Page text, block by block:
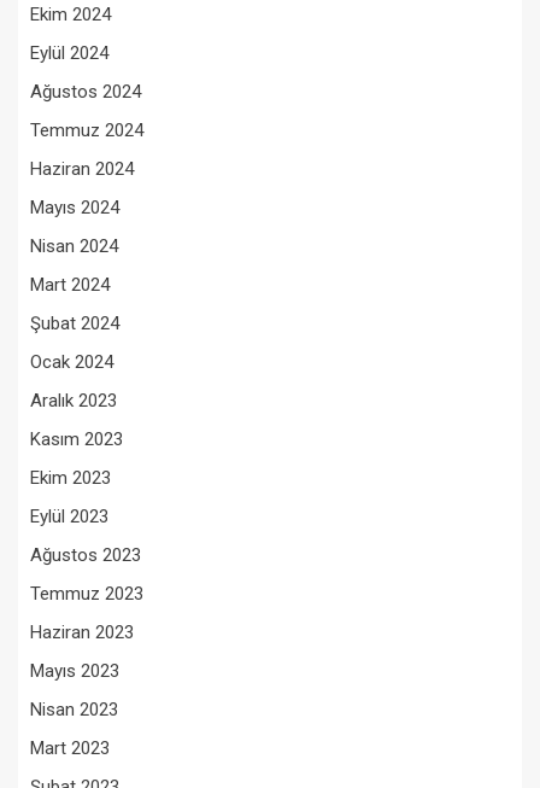
Ekim 2024
Eylül 2024
Ağustos 2024
Temmuz 2024
Haziran 2024
Mayıs 2024
Nisan 2024
Mart 2024
Şubat 2024
Ocak 2024
Aralık 2023
Kasım 2023
Ekim 2023
Eylül 2023
Ağustos 2023
Temmuz 2023
Haziran 2023
Mayıs 2023
Nisan 2023
Mart 2023